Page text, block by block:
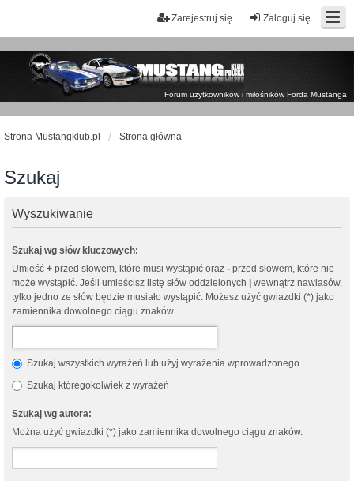
Zaloguj się
Zarejestruj się
Forum użytkowników i miłośników Forda Mustanga
Strona Mustangklub.pl Strona główna
Szukaj
Wyszukiwanie
Szukaj wg słów kluczowych:
Umieść + przed słowem, które musi wystąpić oraz - przed słowem, które nie
może wystąpić. Jeśli umieścisz listę słów oddzielonych | wewnątrz nawiasów,
tylko jedno ze słów będzie musiało wystąpić. Możesz użyć gwiazdki (*) jako
zamiennika dowolnego ciągu znaków.
Szukaj wszystkich wyrażeń lub użyj wyrażenia wprowadzonego
Szukaj któregokolwiek z wyrażeń
Szukaj wg autora:
Można użyć gwiazdki (*) jako zamiennika dowolnego ciągu znaków.